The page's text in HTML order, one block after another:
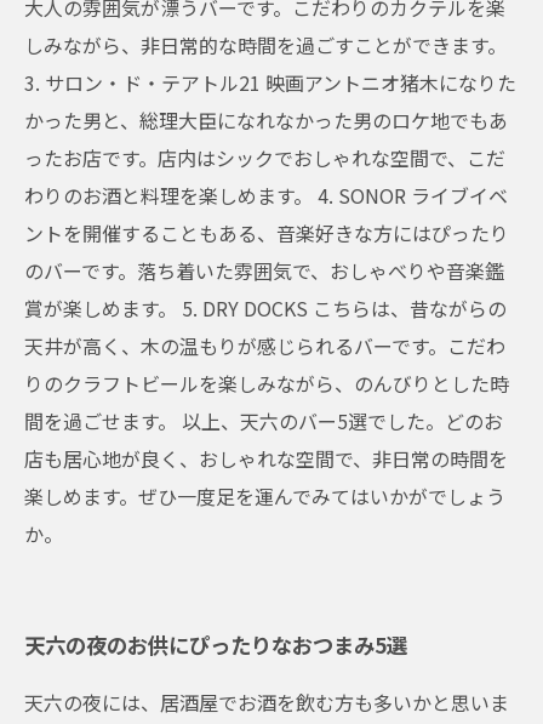
大人の雰囲気が漂うバーです。こだわりのカクテルを楽
しみながら、非日常的な時間を過ごすことができます。
3. サロン・ド・テアトル21 映画アントニオ猪木になりた
かった男と、総理大臣になれなかった男のロケ地でもあ
ったお店です。店内はシックでおしゃれな空間で、こだ
わりのお酒と料理を楽しめます。 4. SONOR ライブイベ
ントを開催することもある、音楽好きな方にはぴったり
のバーです。落ち着いた雰囲気で、おしゃべりや音楽鑑
賞が楽しめます。 5. DRY DOCKS こちらは、昔ながらの
天井が高く、木の温もりが感じられるバーです。こだわ
りのクラフトビールを楽しみながら、のんびりとした時
間を過ごせます。 以上、天六のバー5選でした。どのお
店も居心地が良く、おしゃれな空間で、非日常の時間を
楽しめます。ぜひ一度足を運んでみてはいかがでしょう
か。
天六の夜のお供にぴったりなおつまみ5選
天六の夜には、居酒屋でお酒を飲む方も多いかと思いま